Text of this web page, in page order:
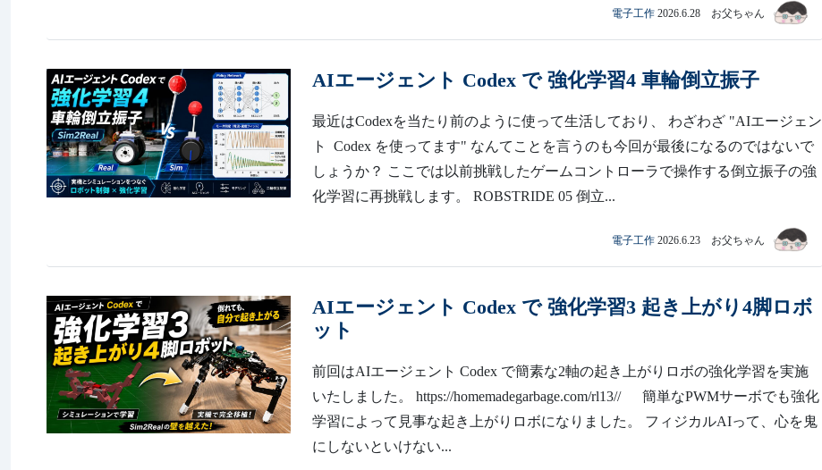
電子工作 2026.6.28 お父ちゃん
AIエージェント Codex で 強化学習4 車輪倒立振子
最近はCodexを当たり前のように使って生活しており、 わざわざ "AIエージェン
ト Codex を使ってます" なんてことを言うのも今回が最後になるのではないで
しょうか？ ここでは以前挑戦したゲームコントローラで操作する倒立振子の強
化学習に再挑戦します。 ROBSTRIDE 05 倒立...
電子工作 2026.6.23 お父ちゃん
AIエージェント Codex で 強化学習3 起き上がり4脚ロボ
ット
前回はAIエージェント Codex で簡素な2軸の起き上がりロボの強化学習を実施
いたしました。 https://homemadegarbage.com/rl13// 簡単なPWMサーボでも強化
学習によって見事な起き上がりロボになりました。 フィジカルAIって、心を鬼
にしないといけない...